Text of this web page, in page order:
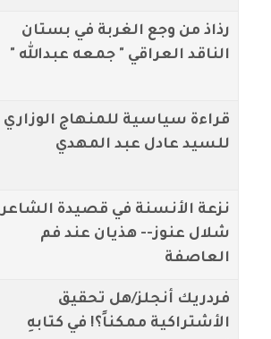
رذاذ من وجع الغربة في بستان
الناقد العراقي " جمعه عبدالله "
قراءة سياسية للمنهاج الوزاري
للسيد عادل عبد المهدي
نزعة الأنسنة في قصيدة الشاعر
شلال عنوز-- هذيان عند فم
العاصفة
فردريك أنجلز/هل تحقيق
الأشتراكية ممكناً؟! في كتابهِ